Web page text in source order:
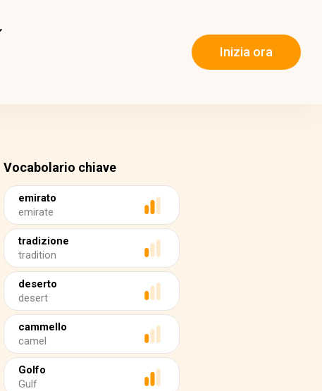
Inizia ora
Vocabolario chiave
emirato
emirate
tradizione
tradition
deserto
desert
cammello
camel
Golfo
Gulf